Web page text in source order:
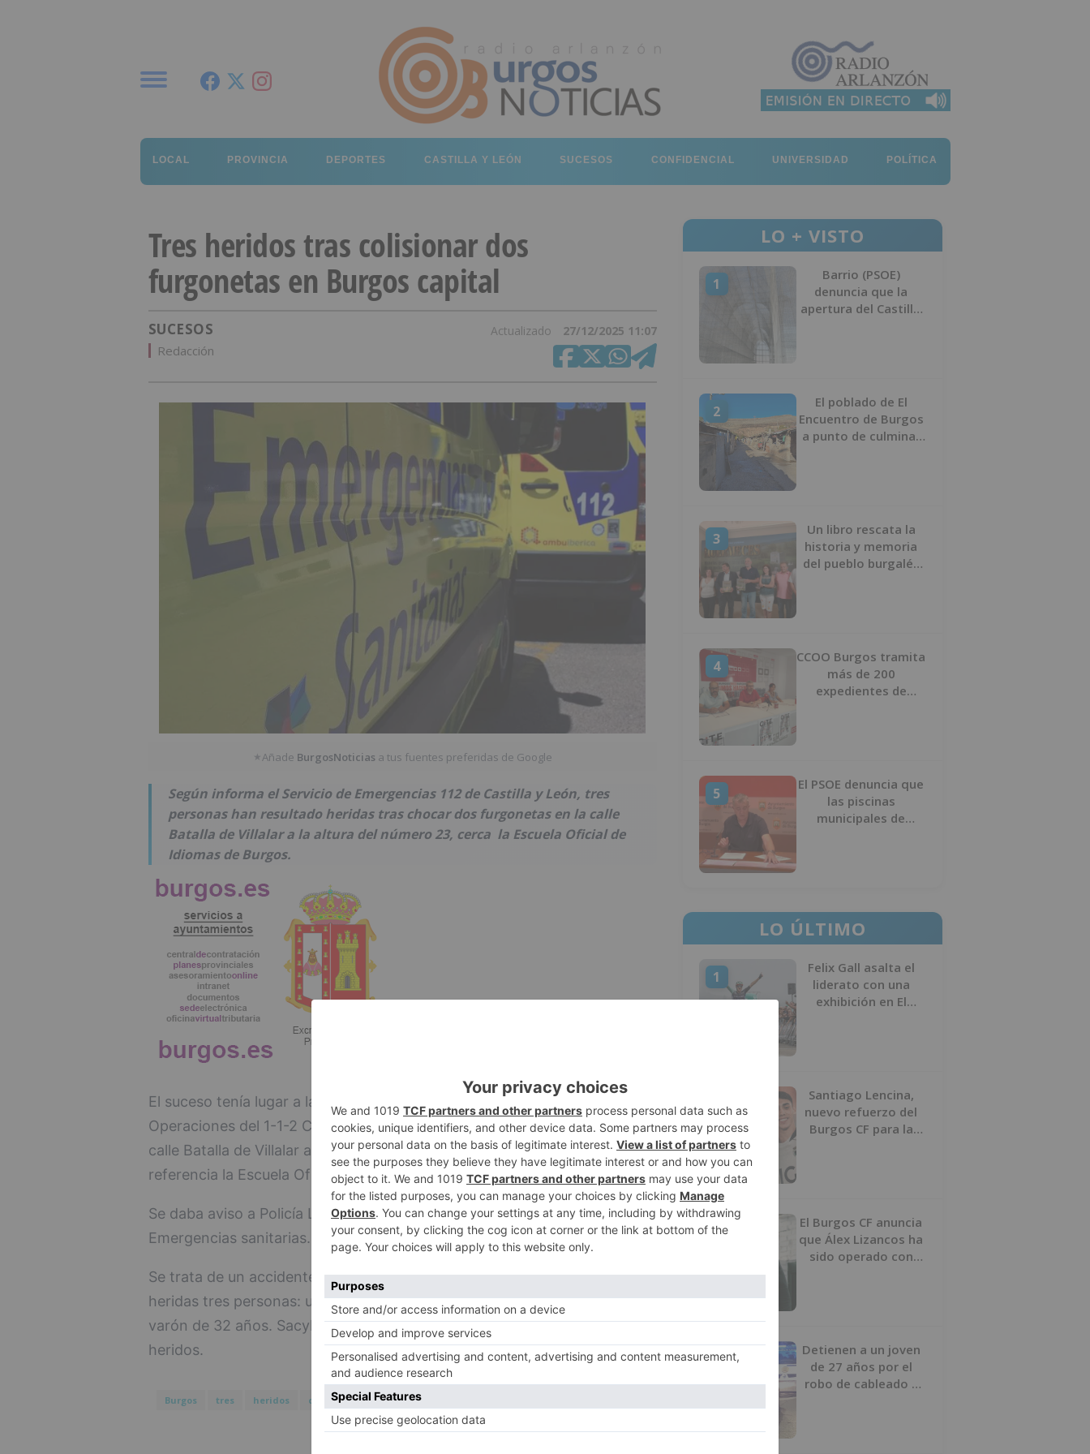
LOCAL PROVINCIA DEPORTES CASTILLA Y LEÓN SUCESOS CONFIDENCIAL UNIVERSIDAD POLÍTICA
Tres heridos tras colisionar dos
furgonetas en Burgos capital
SUCESOS Actualizado 27/12/2025 11:07
Redacción
★Añade BurgosNoticias a tus fuentes preferidas de Google
Según informa el Servicio de Emergencias 112 de Castilla y León, tres
personas han resultado heridas tras chocar dos furgonetas en la calle
Batalla de Villalar a la altura del número 23, cerca la Escuela Oficial de
Idiomas de Burgos.
El suceso tenía lugar a las 10:11 horas de la mañana, cuando la Sala de
Operaciones del 1-1-2 Castilla y León recibía aviso de un accidente en la
calle Batalla de Villalar a la altura del número 23 dando como punto de
referencia la Escuela Oficial de Idiomas de Burgos.
Se daba aviso a Policía Local de Burgos, al Cuerpo Nacional de Policía y a
Emergencias sanitarias.
Se trata de un accidente de dos furgonetas en el que han resultado
heridas tres personas: una mujer de 35 años, una mujer de 29 años y un
varón de 32 años. Sacyl envía al lugar recursos para atender a los
heridos.
Burgos tres heridos colisionar furgonetas
LO + VISTO
1
Barrio (PSOE)
denuncia que la
apertura del Castillo
2
El poblado de El
Encuentro de Burgos
a punto de culminar
3
Un libro rescata la
historia y memoria
del pueblo burgalés
4
CCOO Burgos tramita
más de 200
expedientes de
5
El PSOE denuncia que
las piscinas
municipales de
LO ÚLTIMO
1
Felix Gall asalta el
liderato con una
exhibición en El
2
Santiago Lencina,
nuevo refuerzo del
Burgos CF para la
3
El Burgos CF anuncia
que Álex Lizancos ha
sido operado con
4
Detienen a un joven
de 27 años por el
robo de cableado y